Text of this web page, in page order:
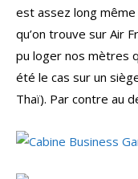
est assez long
qu’on trouve sur Air
pu loger nos mètres
été le cas sur un
Thaï). Par contre au